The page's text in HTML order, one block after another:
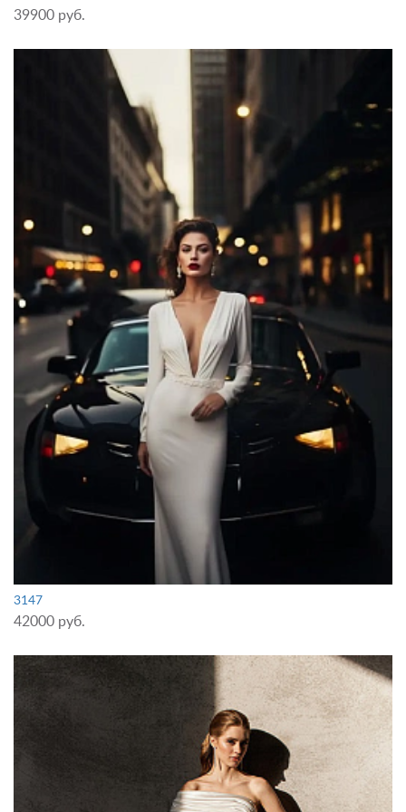
39900 руб.
3147
42000 руб.